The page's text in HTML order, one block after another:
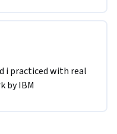
i practiced with real
by IBM